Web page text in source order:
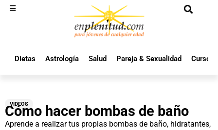
Dietas Astrología Salud Pareja & Sexualidad Cursos
VIDEOS
Cómo hacer bombas de baño
Aprende a realizar tus propias bombas de baño, hidratantes,